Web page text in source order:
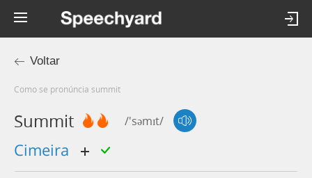
Voltar
Como se pronúncia summit
Summit /'səmɪt/
cimeira